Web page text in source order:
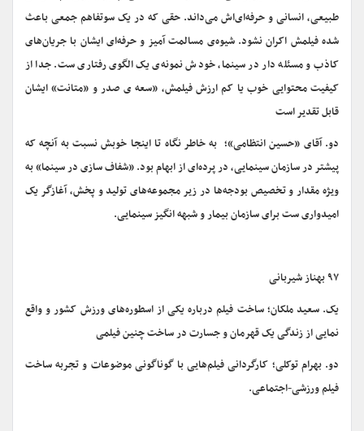
طبیعی، انسانی و حرفه‌ای‌اش می‌داند. حقی که در یک سوتفاهم جمعی باعث
شده فیلمش اکران نشود. شیوه‌ی مسالمت آمیز و حرفه‌ای ایشان با جریان‌های
کاذب و مسئله دار در سینما، خودش نمونه‌ی یک الگوی رفتاری ست. جدا از
کیفیت محتوایی خوب یا کم ارزش فیلمش، «سعه ی صدر و «متانت» ایشان
قابل تقدیر است
دو. آقای «حسین انتظامی»؛ به خاطر نگاه تا اینجا خوبش نسبت به آنچه که
پیشتر در سازمان سینمایی، در پرده‌ای از ابهام بود. «شفاف سازی در سینما» به
ویژه مقدار و تخصیص بودجه‌ها در زیر مجموعه‌های تولید و پخش، آغازگر یک
امیدواری ست برای سازمان بیمار و شبهه انگیز سینمایی.
۹۷ بهناز شیربانی
یک. سعید ملکان؛ ساخت فیلم درباره یکی از اسطوره‌های ورزش کشور و واقع
نمایی از زندگی یک قهرمان و جسارت در ساخت چنین فیلمی
دو. بهرام توکلی؛ کارگردانی فیلم‌هایی با گوناگونی موضوعات و تجربه ساخت
فیلم ورزشی-اجتماعی.